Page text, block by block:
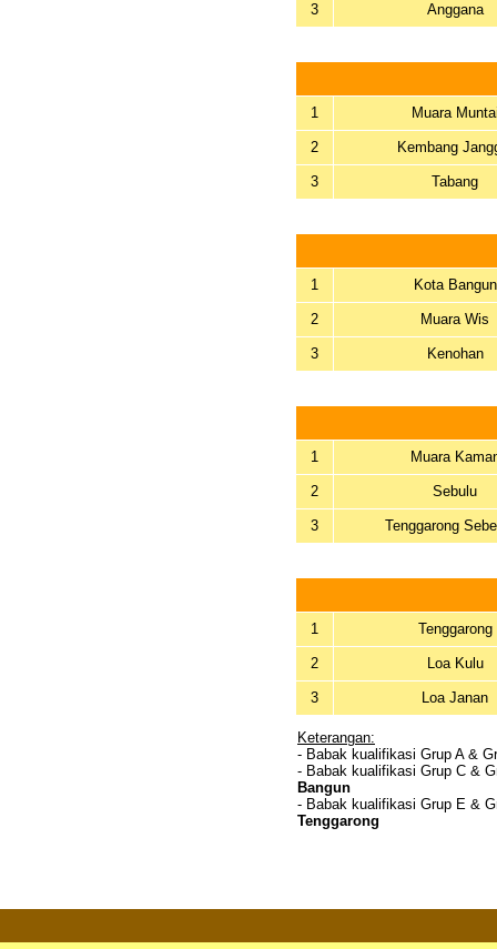
3 Anggana
1 Muara
2 Kembang
3 Tabang
1 Kota Bangun
2 Muara Wis
3 Kenohan
1 Muara
2 Sebulu
3 Tenggarong
1 Tenggarong
2 Loa Kulu
3 Loa Janan
Keterangan:
- Babak kualifikasi Grup A &
- Babak kualifikasi Grup C &
Bangun
- Babak kualifikasi Grup E &
Tenggarong